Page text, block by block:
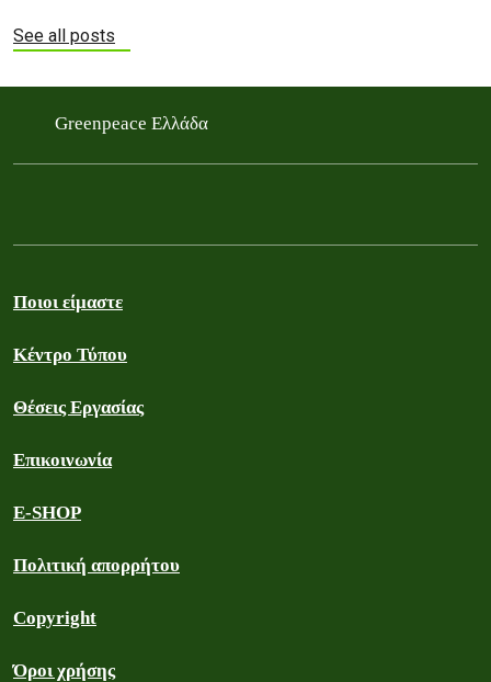
See all posts
Greenpeace Ελλάδα
Ποιοι είμαστε
Κέντρο Τύπου
Θέσεις Εργασίας
Επικοινωνία
E-SHOP
Πολιτική απορρήτου
Copyright
Όροι χρήσης